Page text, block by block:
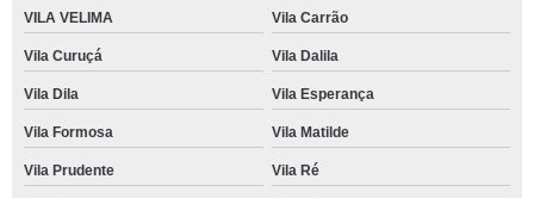
VILA VELIMA Vila Carrão
Vila Curuçá Vila Dalila
Vila Dila Vila Esperança
Vila Formosa Vila Matilde
Vila Prudente Vila Ré